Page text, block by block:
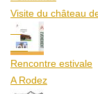
Visite du château
12
Aoû
Rencontre estivale
A Rodez